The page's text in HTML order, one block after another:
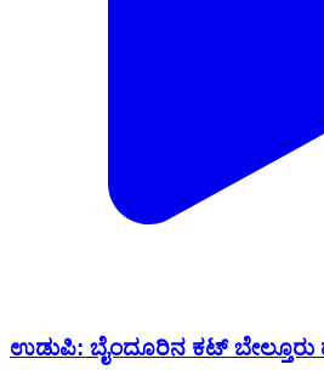
ಉಡುಪಿ: ಬೈಂದೂರಿನ ಕಟ್ ಬೇಲ್ತೂರು